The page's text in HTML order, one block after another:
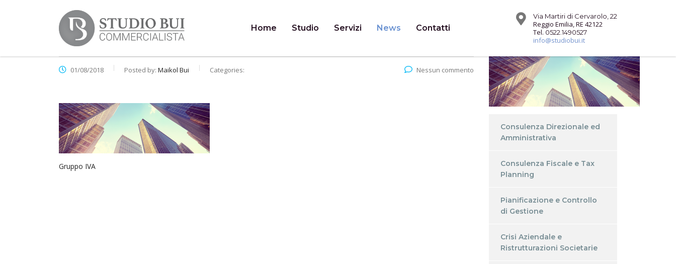
Home Studio Servizi News Contatti
Via Martiri di Cervarolo, 22
Reggio Emilia, RE 42122
Tel. 0522.1490527
info@studiobui.it
01/08/2018 Posted by: Maikol Bui Categories: Nessun commento
Gruppo IVA
Consulenza Direzionale ed
Amministrativa
Consulenza Fiscale e Tax
Planning
Pianificazione e Controllo
di Gestione
Crisi Aziendale e
Ristrutturazioni Societarie